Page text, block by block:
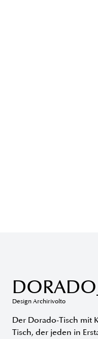
Design Archirivolto
Der Dorado-Tisch mit
Tisch, der jeden in